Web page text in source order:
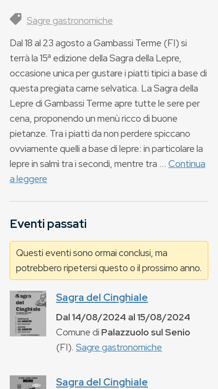
Sagre gastronomiche
Dal 18 al 23 agosto a Gambassi Terme (FI) si
terrà la 15ª edizione della Sagra della Lepre,
occasione unica per gustare i piatti tipici a base di
questa pregiata carne selvatica. La Sagra della
Lepre di Gambassi Terme apre tutte le sere per
cena, proponendo un menù ricco di buone
pietanze. Tra i piatti da non perdere spiccano
ovviamente quelli a base di lepre: in particolare la
lepre in salmì tra i secondi, mentre tra ... Continua
a leggere
Eventi passati
Questi eventi sono ormai conclusi, ma
potrebbero ripetersi questo o il prossimo anno.
Sagra del Cinghiale
Dal14/08/2024 al15/08/2024
Comune di Palazzuolo sul Senio
(FI). Sagre gastronomiche
Sagra del Cinghiale